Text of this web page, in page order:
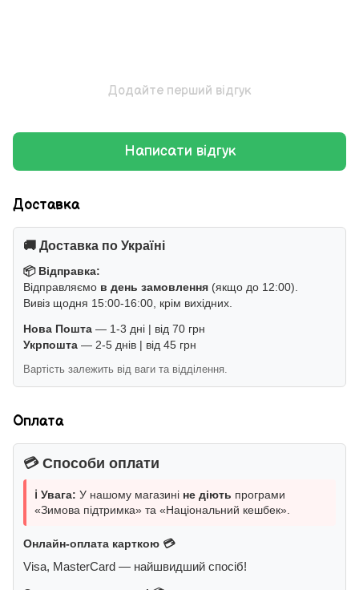
Додайте перший відгук
Написати відгук
Доставка
🚚 Доставка по Україні
📦 Відправка:
Відправляємо в день замовлення (якщо до 12:00).
Вивіз щодня 15:00-16:00, крім вихідних.
Нова Пошта — 1-3 дні | від 70 грн
Укрпошта — 2-5 днів | від 45 грн
Вартість залежить від ваги та відділення.
Оплата
💳 Способи оплати
ℹ️ Увага: У нашому магазині не діють програми
«Зимова підтримка» та «Національний кешбек».
Онлайн-оплата карткою 💳
Visa, MasterCard — найшвидший спосіб!